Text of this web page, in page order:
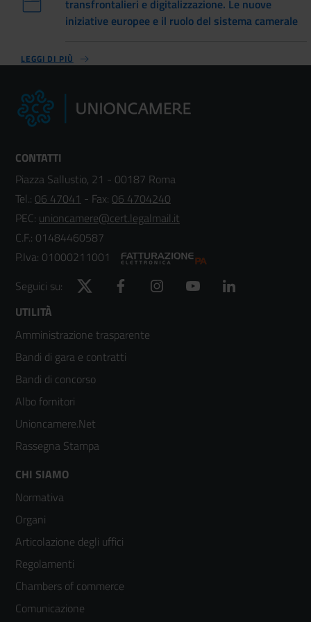
transfrontalieri e digitalizzazione. Le nuove
iniziative europee e il ruolo del sistema camerale
LEGGI DI PIÙ
CONTATTI
Piazza Sallustio, 21 - 00187 Roma
Tel.: 06 47041 - Fax: 06 4704240
PEC: unioncamere@cert.legalmail.it
C.F.: 01484460587
P.Iva: 01000211001
Seguici su:
Twitter Facebook Instagram YouTube
Footer
menù
colonna
2
UTILITÀ
Amministrazione trasparente
Bandi di gara e contratti
Bandi di concorso
Albo fornitori
Unioncamere.Net
Rassegna Stampa
Footer
menù
colonna
3
CHI SIAMO
Normativa
Organi
Articolazione degli uffici
Regolamenti
Chambers of commerce
Comunicazione